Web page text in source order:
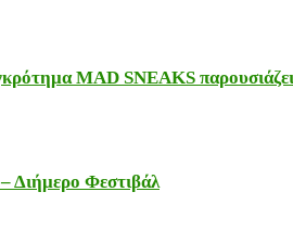
MAD SNEAKS
Διήμερο Φεστιβάλ